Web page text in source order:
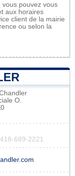
vous pouvez vous
aux horaires
client de la mairie
ou selon la
O.
689-2221